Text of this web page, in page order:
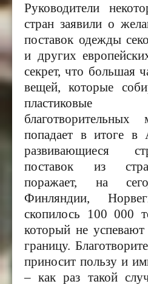
Руководители
стран заявили о
поставок одежды
и других
секрет, что большая
вещей, которые
попадает в итоге в
развивающиеся
поставок из
поражает, на
Финляндии,
скопилось 100 000
который не успевают
границу.
приносит пользу и
– как раз такой